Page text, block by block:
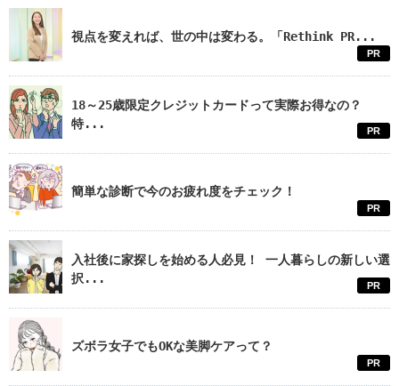
視点を変えれば、世の中は変わる。「Rethink PR...
PR
18～25歳限定クレジットカードって実際お得なの？
特...
PR
簡単な診断で今のお疲れ度をチェック！
PR
入社後に家探しを始める人必見！ 一人暮らしの新しい選
択...
PR
ズボラ女子でもOKな美脚ケアって？
PR